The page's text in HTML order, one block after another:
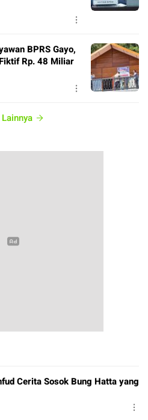
BPRS Gayo,
Rp. 48 Miliar
Cerita Sosok Bung Hatta yang